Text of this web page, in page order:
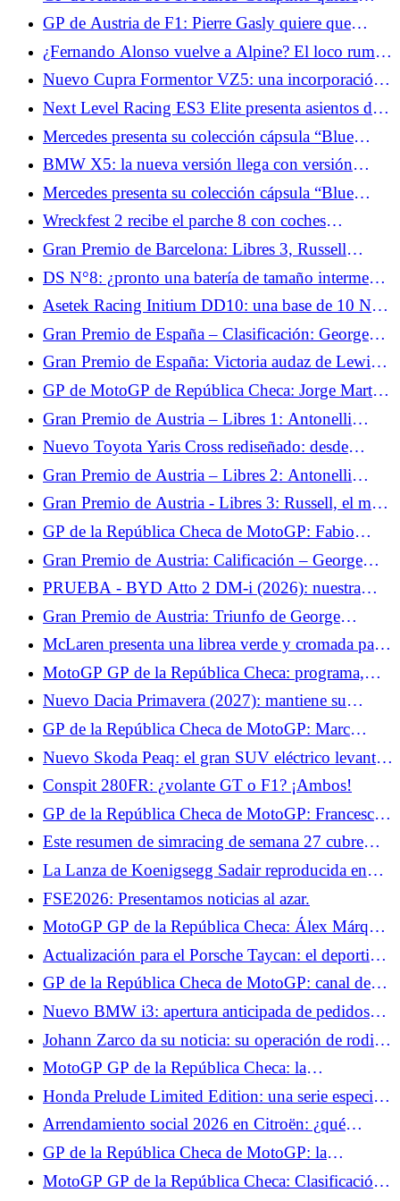
closely with the original meaning. An alternative,
"Moza Flight amplía su ecosistema con módulos y
pantallas," is more natural but shifts the nuance
slightly. Going with "se enriquece" seems best!
</p>
confirmar el buen momento de Alpine
GP de Austria de F1: Pierre Gasly quiere que
Alpine progrese en la clasificación
¿Fernando Alonso vuelve a Alpine? El loco rumor
de traspaso que sacude el paddock
Nuevo Cupra Formentor VZ5: una incorporación
que se mueve tanto como su motor
Next Level Racing ES3 Elite presenta asientos de
carreras en fibra de carbono y vidrio.
Mercedes presenta su colección cápsula “Blue
Wonder” con George Russell y Kimi Antonelli
BMW X5: la nueva versión llega con versión
eléctrica y una batería gigantesca
Mercedes presenta su colección cápsula “Blue
Wonder” con George Russell y Kimi Antonelli
Wreckfest 2 recibe el parche 8 con coches
estadounidenses y un nuevo sistema de progresión.
Gran Premio de Barcelona: Libres 3, Russell
encabeza la clasificación.
DS N°8: ¿pronto una batería de tamaño intermedio
para el crossover eléctrico?
Asetek Racing Initium DD10: una base de 10 Nm
que puede pasar a 14 Nm.
Gran Premio de España – Clasificación: George
Russell en pole por delante de Lewis Hamilton
Gran Premio de España: Victoria audaz de Lewis
Hamilton con Ferrari.
GP de MotoGP de República Checa: Jorge Martín
cuenta con su mentalidad para superar su lesión
este fin de semana
Gran Premio de Austria – Libres 1: Antonelli
marca el tono ante su compañero de equipo
Nuevo Toyota Yaris Cross rediseñado: desde
29.500 €, precios más elevados para el SUV
urbano
Gran Premio de Austria – Libres 2: Antonelli
confirma el rendimiento de Mercedes
Gran Premio de Austria - Libres 3: Russell, el más
rápido antes de la clasificación.
GP de la República Checa de MotoGP: Fabio
Quartararo espera volver a la vanguardia con
Yamaha
Gran Premio de Austria: Calificación – George
Russell consigue la pole tras el choque de
Verstappen
PRUEBA - BYD Atto 2 DM-i (2026): nuestra
opinión sobre el SUV urbano... La primera prueba
del BYD Atto 2 nos dejó con ganas de más. Si no
estuviera desprovisto de... Ensayo jueves 18 de
junio de 2026
Gran Premio de Austria: Triunfo de George
Russell, Verstappen impresiona
McLaren presenta una librea verde y cromada para
Silverstone.
MotoGP GP de la República Checa: programa,
canal de televisión y horarios del fin de semana,
Fabio Quartararo espera lo mejor con Yamaha
Nuevo Dacia Primavera (2027): mantiene su
nombre pero toma todo del Twingo
GP de la República Checa de MotoGP: Marc
Márquez espera un intenso desafío físico en Brno
Nuevo Skoda Peaq: el gran SUV eléctrico levanta
el velo de su interior
Conspit 280FR: ¿volante GT o F1? ¡Ambos!
GP de la República Checa de MotoGP: Francesco
Bagnaia quiere sacar provecho de su regularidad en
Brno
Este resumen de simracing de semana 27 cubre
Super Woden GP 3, #DRIVE Rally y Motorsport
Manager 2.
La Lanza de Koenigsegg Sadair reproducida en
Lego a escala 1:1, ¡puede viajar a más de 110
km/h!
FSE2026: Presentamos noticias al azar.
MotoGP GP de la República Checa: Álex Márquez
vuelve, una apuesta arriesgada
Actualización para el Porsche Taycan: el deportivo
está inspirado en el Hyundai Ioniq 5 N
GP de la República Checa de MotoGP: canal de
televisión y horarios de pruebas, Fabio Quartararo
hace de la Q2 su objetivo del día
Nuevo BMW i3: apertura anticipada de pedidos
con la Primera Edición, desde 74.850 €
Johann Zarco da su noticia: su operación de rodilla
ha sido pospuesta pero ha vuelto a entrenar
MotoGP GP de la República Checa: la
clasificación de los Libres 1, Marc Márquez en
muy buena forma, Fabio Quartararo empieza muy
bien
Honda Prelude Limited Edition: una serie especial
reservada para Japón, ¿qué lástima?
Arrendamiento social 2026 en Citroën: ¿qué
alquiler para los Citroën ë-C3 y ë-C3 Aircross?
GP de la República Checa de MotoGP: la
clasificación de los test, Fabio Quartararo se pierde,
Jorge Martín también
MotoGP GP de la República Checa: Clasificación